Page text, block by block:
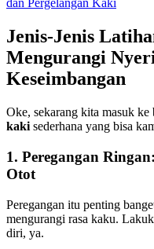
dan Pergelangan Kaki
Jenis-Jenis
Mengurangi
Keseimbangan
Oke, sekarang kita masuk
kaki sederhana yang bisa
1. Peregangan
Otot
Peregangan itu penting
mengurangi rasa kaku.
diri, ya.